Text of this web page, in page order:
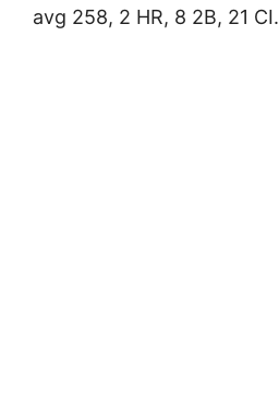
avg 258, 2 HR, 8 2B, 21 CI.